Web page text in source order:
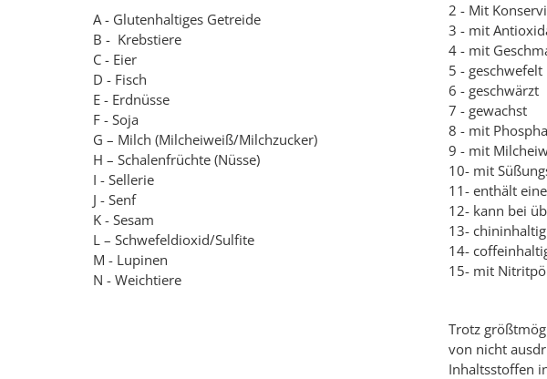
A - Glutenhaltiges Getreide
B - Krebstiere
C - Eier
D - Fisch
E - Erdnüsse
F - Soja
G – Milch (Milcheiweiß/Milchzucker)
H – Schalenfrüchte (Nüsse)
I - Sellerie
J - Senf
K - Sesam
L – Schwefeldioxid/Sulfite
M - Lupinen
N - Weichtiere
2 - Mit
3 - mit
4 - mit
5 - geschwefelt
6 - geschwärzt
7 - gewachst
8 - mit
9 - mit
10- mit
11- enthält
12- kann bei
13- chininhaltig
14-
15- mit
Trotz
von nicht
Inhaltsstoffen